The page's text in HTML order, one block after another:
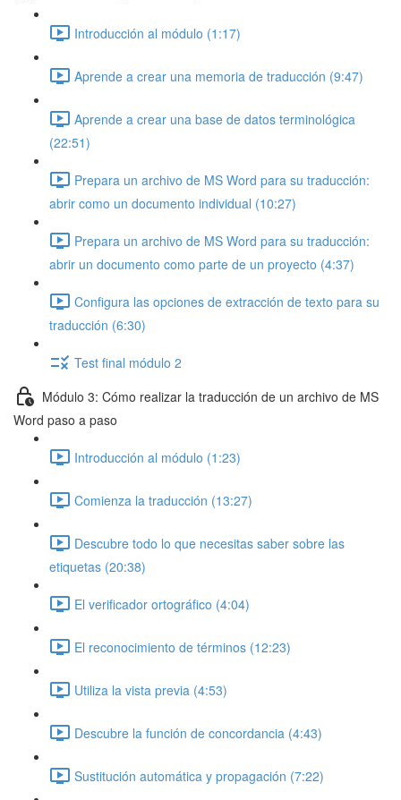
Introducción al módulo (1:17)
Aprende a crear una memoria de traducción (9:47)
Aprende a crear una base de datos terminológica
(22:51)
Prepara un archivo de MS Word para su traducción:
abrir como un documento individual (10:27)
Prepara un archivo de MS Word para su traducción:
abrir un documento como parte de un proyecto (4:37)
Configura las opciones de extracción de texto para su
traducción (6:30)
Test final módulo 2
Módulo 3: Cómo realizar la traducción de un archivo de MS
Word paso a paso
Introducción al módulo (1:23)
Comienza la traducción (13:27)
Descubre todo lo que necesitas saber sobre las
etiquetas (20:38)
El verificador ortográfico (4:04)
El reconocimiento de términos (12:23)
Utiliza la vista previa (4:53)
Descubre la función de concordancia (4:43)
Sustitución automática y propagación (7:22)